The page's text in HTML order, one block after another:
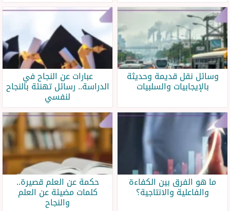
وسائل نقل قديمة وحديثة
بالإيجابيات والسلبيات
عبارات عن النجاح في
الدراسة.. رسائل تهنئة بالنجاح
لنفسي
ما هو الفرق بين الكفاءة
والفاعلية والانتاجية؟
حكمة عن العلم قصيرة..
كلمات مضيئة عن العلم
والنجاح